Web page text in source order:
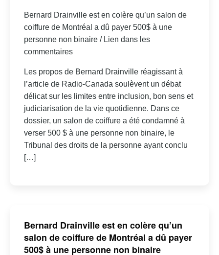
Bernard Drainville est en colère qu’un salon de
coiffure de Montréal a dû payer 500$ à une
personne non binaire / Lien dans les
commentaires
Les propos de Bernard Drainville réagissant à
l’article de Radio-Canada soulèvent un débat
délicat sur les limites entre inclusion, bon sens et
judiciarisation de la vie quotidienne. Dans ce
dossier, un salon de coiffure a été condamné à
verser 500 $ à une personne non binaire, le
Tribunal des droits de la personne ayant conclu
[…]
Bernard Drainville est en colère qu’un
salon de coiffure de Montréal a dû payer
500$ à une personne non binaire